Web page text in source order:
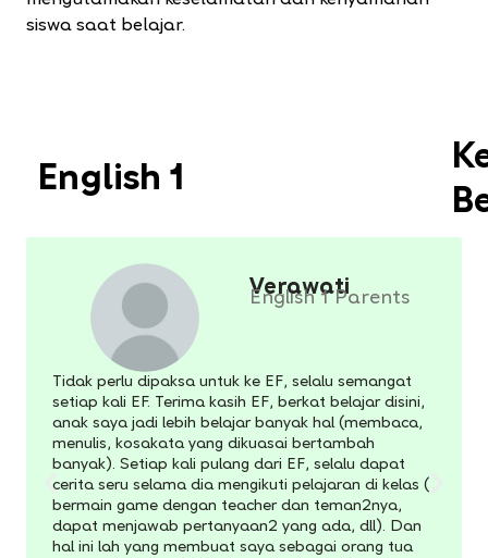
siswa saat belajar.
English 1
Verawati
English 1 Parents
Tidak perlu dipaksa untuk ke EF, selalu semangat
setiap kali EF. Terima kasih EF, berkat belajar disini,
anak saya jadi lebih belajar banyak hal (membaca,
menulis, kosakata yang dikuasai bertambah
banyak). Setiap kali pulang dari EF, selalu dapat
cerita seru selama dia mengikuti pelajaran di kelas (
bermain game dengan teacher dan teman2nya,
dapat menjawab pertanyaan2 yang ada, dll). Dan
hal ini lah yang membuat saya sebagai orang tua